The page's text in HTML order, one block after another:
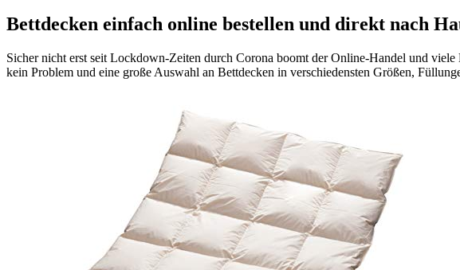
Bettdecken einfach online bestellen und direkt nach
Sicher nicht erst seit Lockdown-Zeiten durch Corona boomt der Online-Handel und
kein Problem und eine große Auswahl an Bettdecken in verschiedensten Größen,